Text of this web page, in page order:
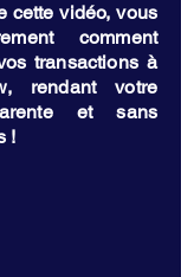
cette vidéo, vous
comment
transactions à
rendant votre
et sans
!